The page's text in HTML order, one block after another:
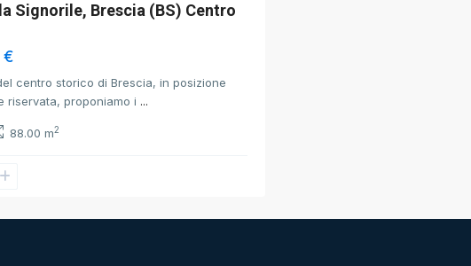
Signorile, Brescia (BS) Centro
€
centro storico di Brescia, in posizione
riservata, proponiamo i ...
88.00 m2